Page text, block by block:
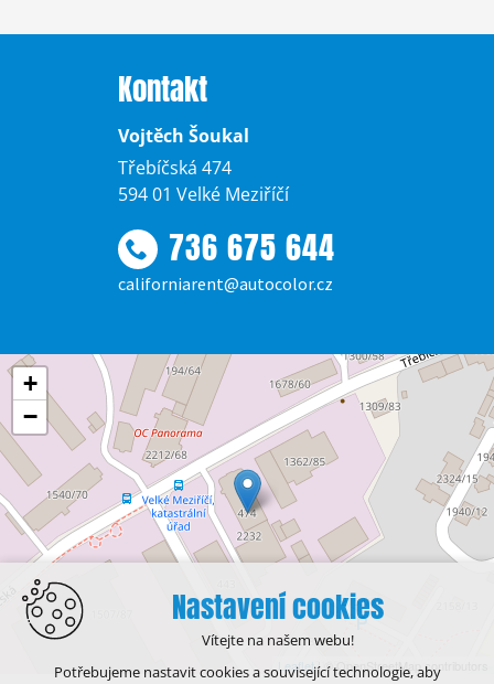
Kontakt
Vojtěch Šoukal
Třebíčská 474
594 01 Velké Meziříčí
736 675 644
californiarent@autocolor.cz
+
−
Leaflet | © OpenStreetMap contributors
Nastavení cookies
Vítejte na našem webu!
Potřebujeme nastavit cookies a související technologie, aby